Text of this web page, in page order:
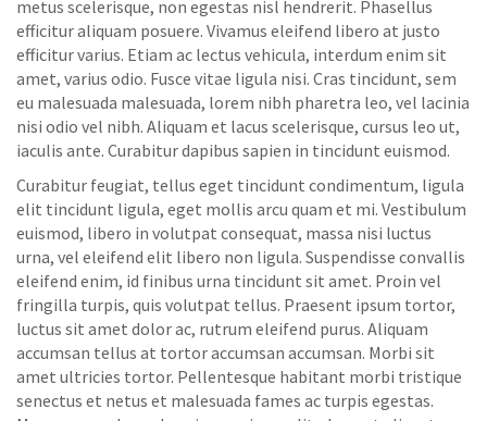
metus scelerisque, non egestas nisl hendrerit. Phasellus
efficitur aliquam posuere. Vivamus eleifend libero at justo
efficitur varius. Etiam ac lectus vehicula, interdum enim sit
amet, varius odio. Fusce vitae ligula nisi. Cras tincidunt, sem
eu malesuada malesuada, lorem nibh pharetra leo, vel lacinia
nisi odio vel nibh. Aliquam et lacus scelerisque, cursus leo ut,
iaculis ante. Curabitur dapibus sapien in tincidunt euismod.
Curabitur feugiat, tellus eget tincidunt condimentum, ligula
elit tincidunt ligula, eget mollis arcu quam et mi. Vestibulum
euismod, libero in volutpat consequat, massa nisi luctus
urna, vel eleifend elit libero non ligula. Suspendisse convallis
eleifend enim, id finibus urna tincidunt sit amet. Proin vel
fringilla turpis, quis volutpat tellus. Praesent ipsum tortor,
luctus sit amet dolor ac, rutrum eleifend purus. Aliquam
accumsan tellus at tortor accumsan accumsan. Morbi sit
amet ultricies tortor. Pellentesque habitant morbi tristique
senectus et netus et malesuada fames ac turpis egestas.